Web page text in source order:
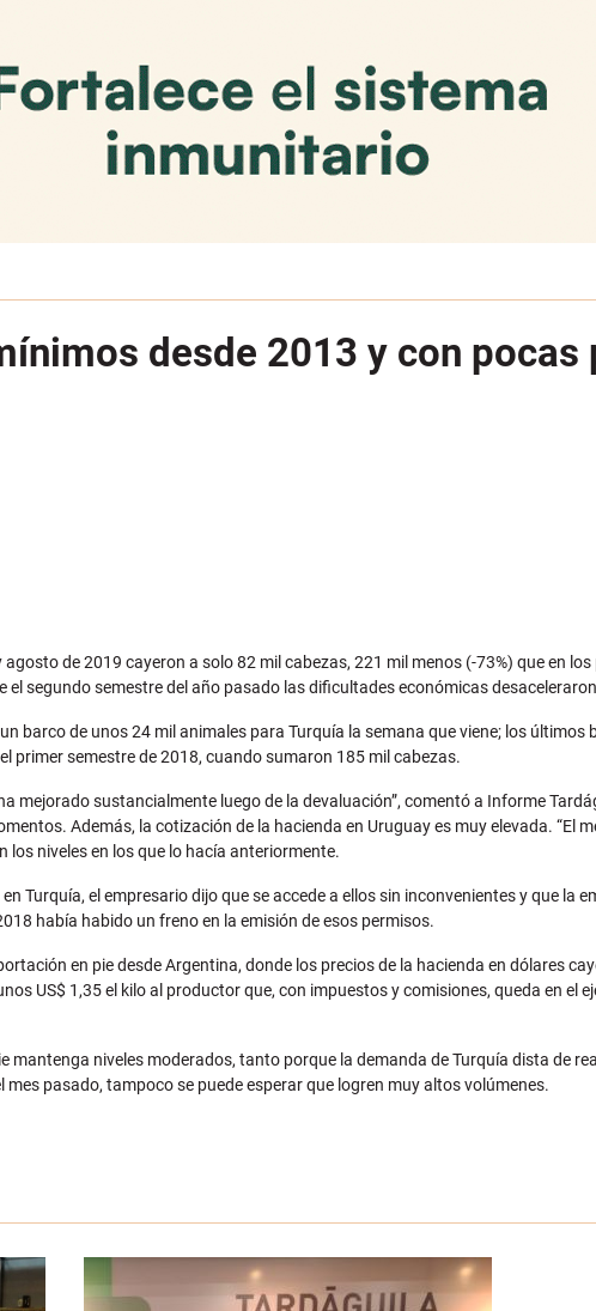
desde 2013 y con
de 2019 cayeron a solo 82 mil cabezas, 221 mil menos (-73%) que en
segundo semestre del año pasado las dificultades económicas
barco de unos 24 mil animales para Turquía la semana que viene; los
primer semestre de 2018, cuando sumaron 185 mil cabezas.
mejorado sustancialmente luego de la devaluación”, comentó a Informe
Además, la cotización de la hacienda en Uruguay es muy elevada. “El
los niveles en los que lo hacía anteriormente.
Turquía, el empresario dijo que se accede a ellos sin inconvenientes y que
había habido un freno en la emisión de esos permisos.
en pie desde Argentina, donde los precios de la hacienda en dólares
US$ 1,35 el kilo al productor que, con impuestos y comisiones, queda en el
mantenga niveles moderados, tanto porque la demanda de Turquía dista de
pasado, tampoco se puede esperar que logren muy altos volúmenes.